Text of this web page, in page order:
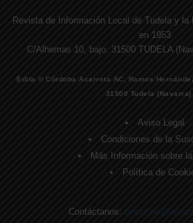
Revista de Información Local de Tudela y la
en 1953
C/Alhemas 10, bajo. 31500 TUDELA
Edita © Córdoba Acarreta AC, Ramos
31500 Tudela (Navarra)
Aviso Legal
Condiciones de la
Más Información sobre
Política de
Contáctanos: